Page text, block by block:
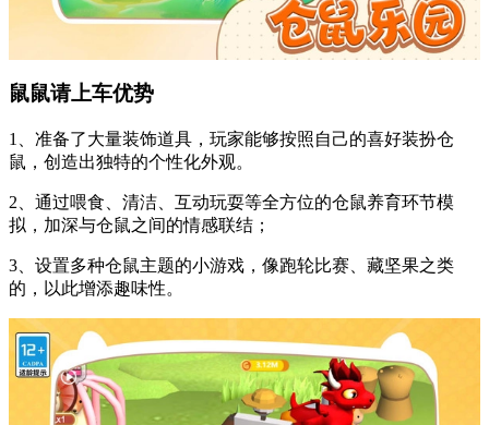
鼠鼠请上车优势
1、准备了大量装饰道具，玩家能够按照自己的喜好装扮仓
鼠，创造出独特的个性化外观。
2、通过喂食、清洁、互动玩耍等全方位的仓鼠养育环节模
拟，加深与仓鼠之间的情感联结；
3、设置多种仓鼠主题的小游戏，像跑轮比赛、藏坚果之类
的，以此增添趣味性。